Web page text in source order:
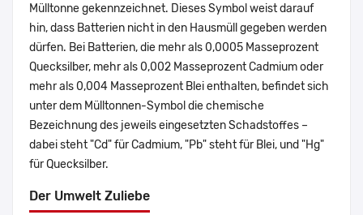
Mülltonne gekennzeichnet. Dieses Symbol weist darauf
hin, dass Batterien nicht in den Hausmüll gegeben werden
dürfen. Bei Batterien, die mehr als 0,0005 Masseprozent
Quecksilber, mehr als 0,002 Masseprozent Cadmium oder
mehr als 0,004 Masseprozent Blei enthalten, befindet sich
unter dem Mülltonnen-Symbol die chemische
Bezeichnung des jeweils eingesetzten Schadstoffes –
dabei steht "Cd" für Cadmium, "Pb" steht für Blei, und "Hg"
für Quecksilber.
Der Umwelt Zuliebe